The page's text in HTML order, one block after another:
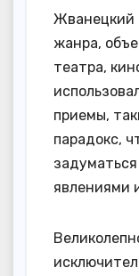
Жванецкий
жанра,
театра,
приемы,
парадокс,
явлениями